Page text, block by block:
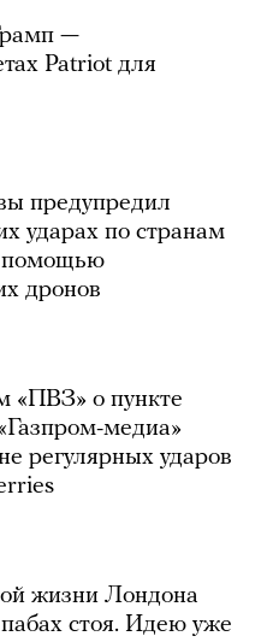
—
Patriot для
предупредил
ударах по странам
помощью
дронов
«ПВЗ» о пункте
медиа»
регулярных ударов
жизни Лондона
пабах стоя. Идею уже